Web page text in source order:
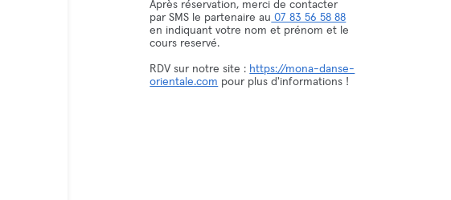
Après réservation, merci de contacter
par SMS le partenaire au 07 83 56 58 88
en indiquant votre nom et prénom et le
cours reservé.
RDV sur notre site : https://mona-danse-
orientale.com pour plus d'informations !